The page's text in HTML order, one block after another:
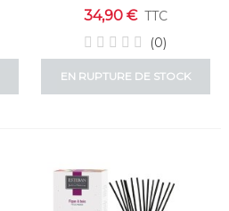
Edition
34,90 € TTC
(0)
EN RUPTURE DE STOCK